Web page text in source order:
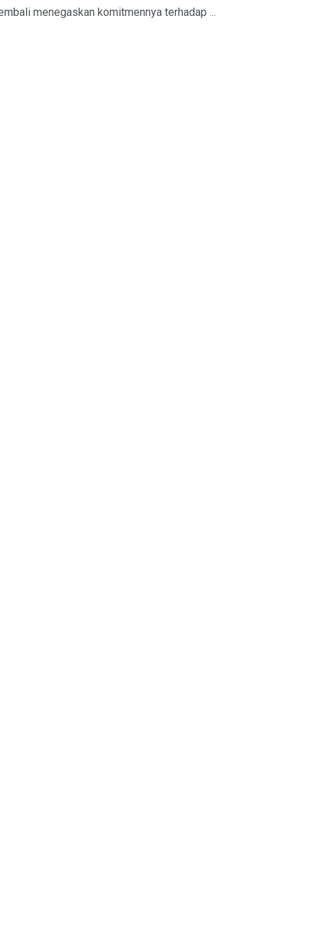
menegaskan komitmennya terhadap ...